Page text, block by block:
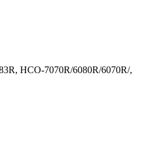
HCO-7070R/6080R/6070R/,